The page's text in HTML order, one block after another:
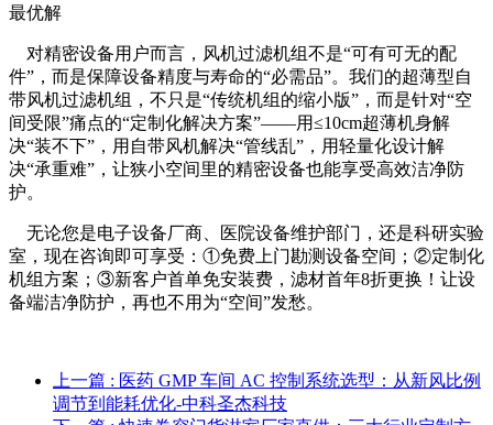
最优解
对精密设备用户而言，风机过滤机组不是“可有可无的配
件”，而是保障设备精度与寿命的“必需品”。我们的超薄型自
带风机过滤机组，不只是“传统机组的缩小版”，而是针对“空
间受限”痛点的“定制化解决方案”——用≤10cm超薄机身解
决“装不下”，用自带风机解决“管线乱”，用轻量化设计解
决“承重难”，让狭小空间里的精密设备也能享受高效洁净防
护。
无论您是电子设备厂商、医院设备维护部门，还是科研实验
室，现在咨询即可享受：①免费上门勘测设备空间；②定制化
机组方案；③新客户首单免安装费，滤材首年8折更换！让设
备端洁净防护，再也不用为“空间”发愁。
上一篇 : 医药 GMP 车间 AC 控制系统选型：从新风比例
调节到能耗优化-中科圣杰科技